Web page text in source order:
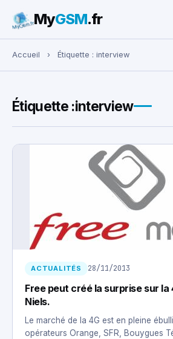
Rechercher :
MyGSM.fr
Accueil › Étiquette : interview
Étiquette :interview
ACTUALITÉS 28/11/2013
Free peut créé la surprise sur la
Niels.
Le marché de la 4G est en pleine
opérateurs Orange, SFR, Bouygues